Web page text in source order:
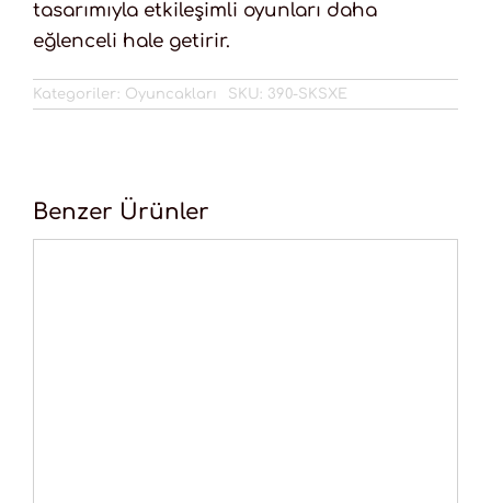
tasarımıyla etkileşimli oyunları daha
eğlenceli hale getirir.
Kategoriler: Oyuncakları SKU: 390-SKSXE
Benzer Ürünler